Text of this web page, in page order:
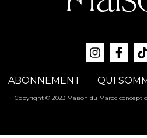
ABONNEMENT QUI
Copyright © 2023 Maison du Maroc